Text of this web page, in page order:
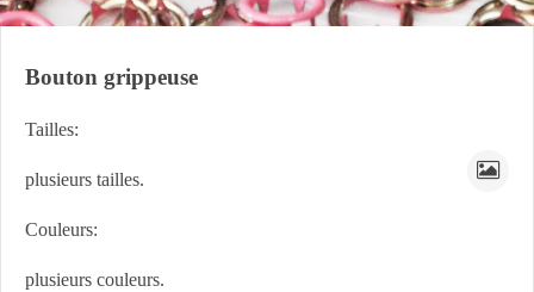
Bouton grippeuse
Tailles:
plusieurs tailles.
Couleurs:
plusieurs couleurs.